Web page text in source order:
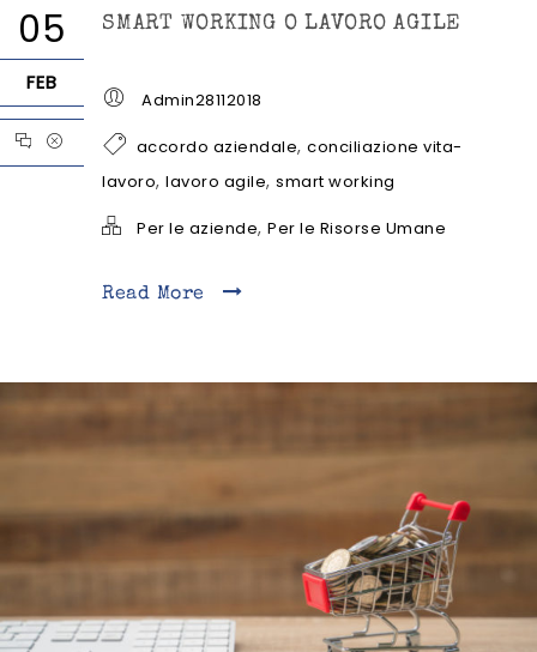
05
FEB
SMART WORKING O LAVORO AGILE
Admin28112018
accordo aziendale, conciliazione vita-
lavoro, lavoro agile, smart working
Per le aziende, Per le Risorse Umane
Read More